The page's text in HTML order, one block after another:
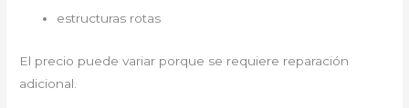
estructuras rotas
El precio puede variar porque se requiere reparación
adicional.